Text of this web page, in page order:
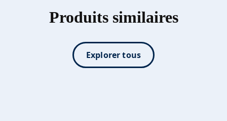
Produits similaires
Explorer tous